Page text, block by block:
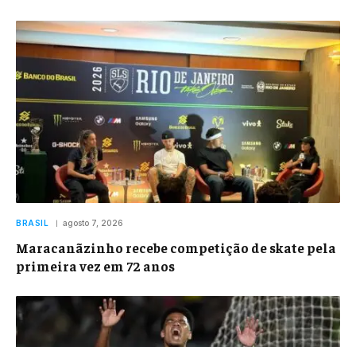
BRASIL agosto 7, 2026
Maracanãzinho recebe competição de skate pela
primeira vez em 72 anos